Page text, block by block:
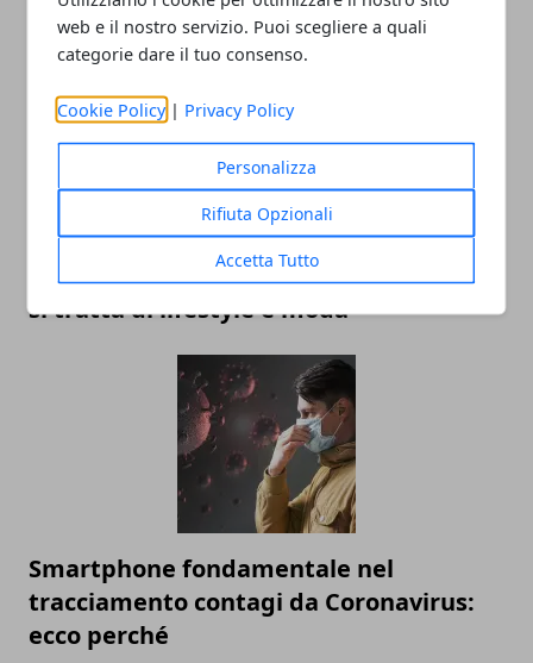
web e il nostro servizio. Puoi scegliere a quali
categorie dare il tuo consenso.
Cookie Policy | Privacy Policy
Personalizza
Rifiuta Opzionali
Accetta Tutto
per eventi indimenticabili
Italiani propensi al risparmio ma solo se
si tratta di lifestyle e moda
Smartphone fondamentale nel
tracciamento contagi da Coronavirus:
ecco perché